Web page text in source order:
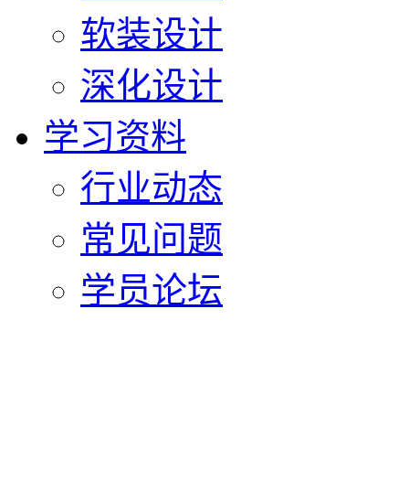
软装设计
深化设计
学习资料
行业动态
常见问题
学员论坛